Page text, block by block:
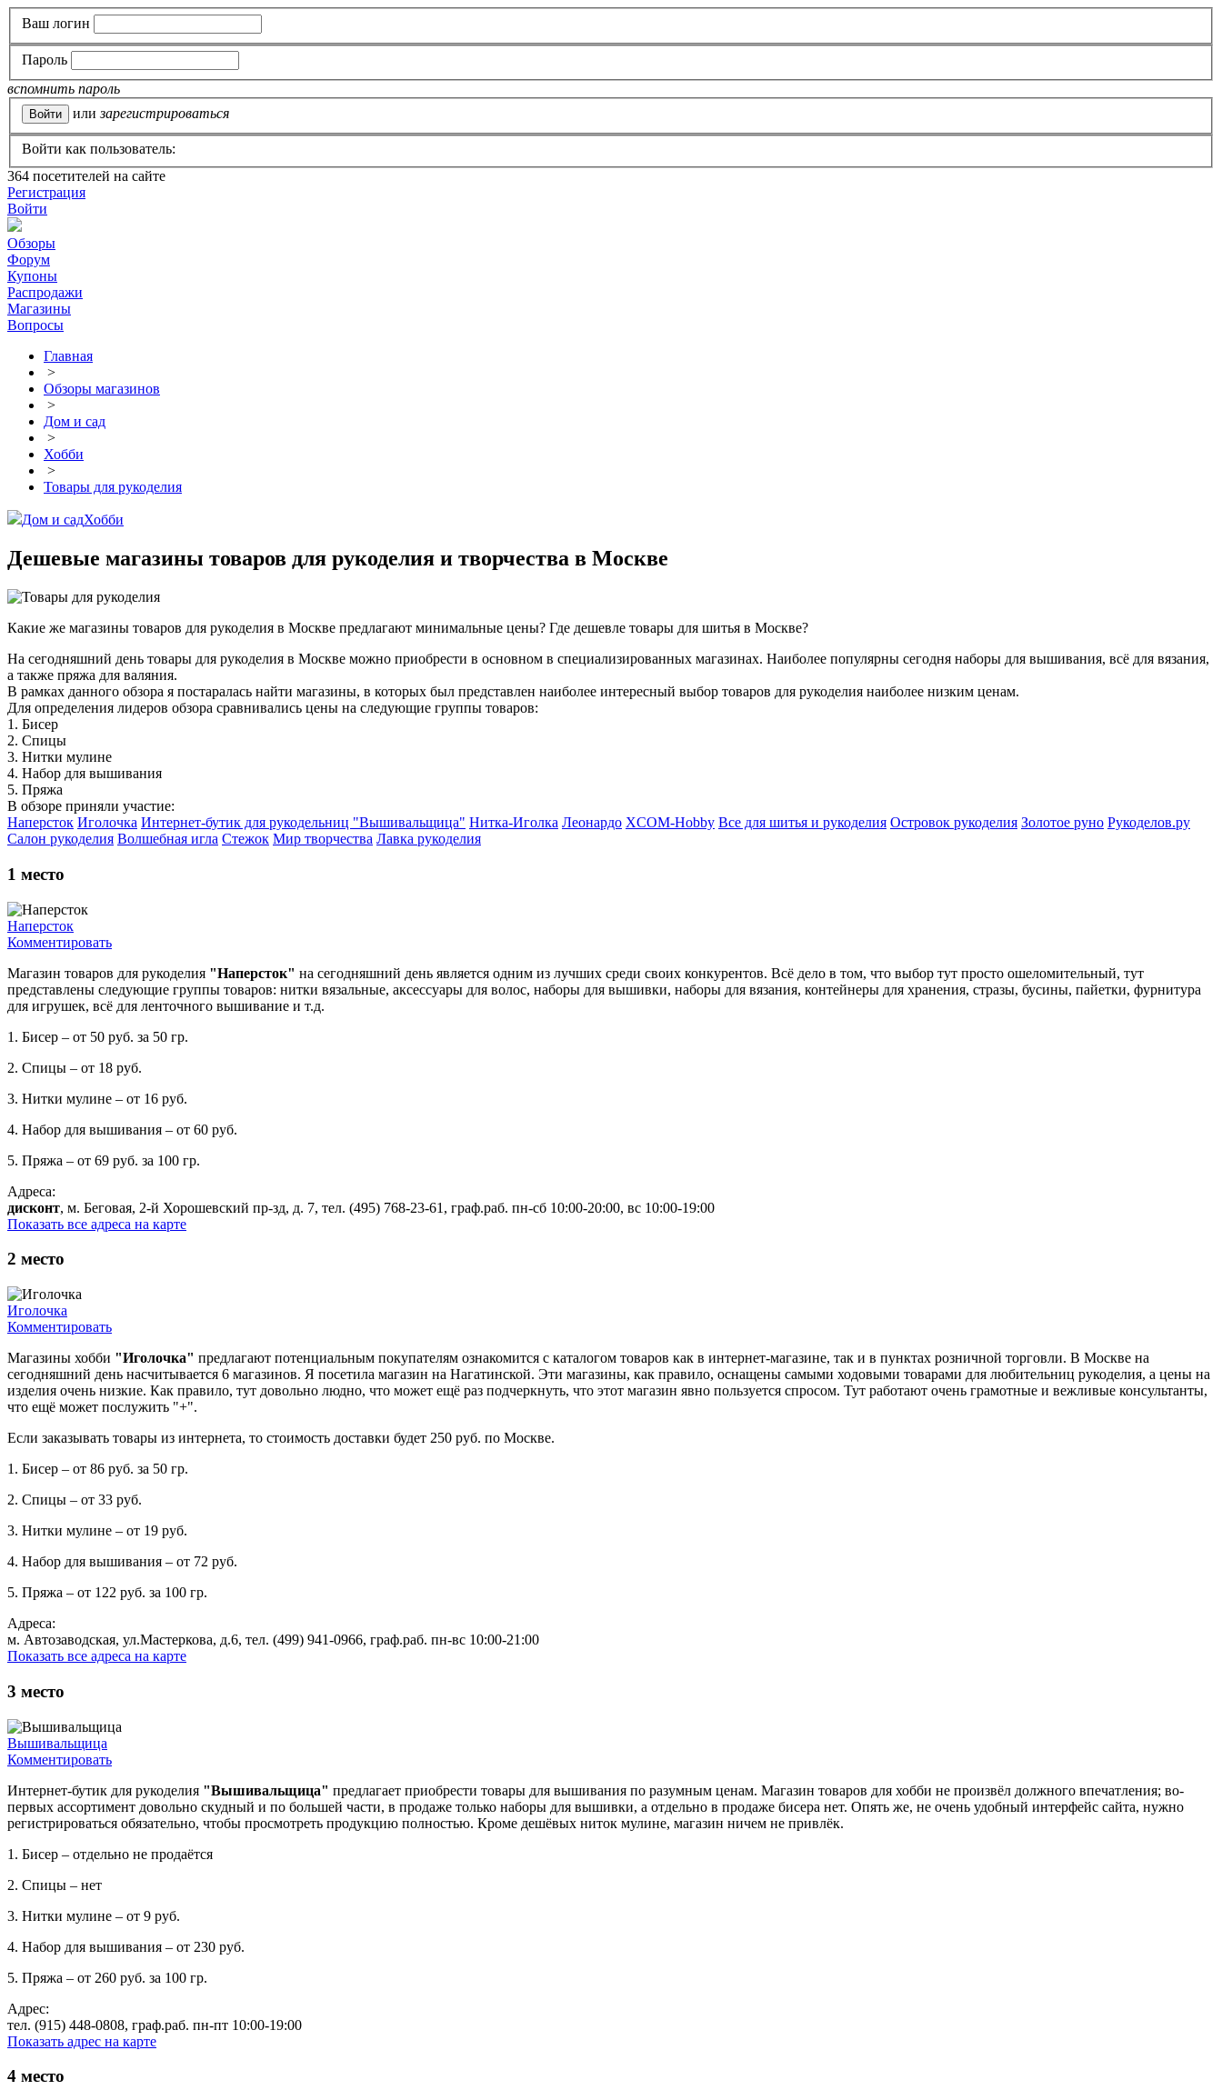
Ваш логин
Пароль
вспомнить пароль
или зарегистрироваться
Войти как пользователь:
364 посетителей на сайте
Регистрация
Войти
Обзоры
Форум
Купоны
Распродажи
Магазины
Вопросы
Главная
>
Обзоры магазинов
>
Дом и сад
>
Хобби
>
Товары для рукоделия
Дом и садХобби
Дешевые магазины товаров для рукоделия и творчества в Москве
Какие же магазины товаров для рукоделия в Москве предлагают минимальные цены? Где дешевле товары для шитья в Москве?
На сегодняшний день товары для рукоделия в Москве можно приобрести в основном в специализированных магазинах. Наиболее популярны сегодня наборы для вышивания, всё для вязания,
а также пряжа для валяния.
В рамках данного обзора я постаралась найти магазины, в которых был представлен наиболее интересный выбор товаров для рукоделия наиболее низким ценам.
Для определения лидеров обзора сравнивались цены на следующие группы товаров:
1. Бисер
2. Спицы
3. Нитки мулине
4. Набор для вышивания
5. Пряжа
В обзоре приняли участие:
Наперсток Иголочка Интернет-бутик для рукодельниц "Вышивальщица" Нитка-Иголка Леонардо XCOM-Hobby Все для шитья и рукоделия Островок рукоделия Золотое руно Рукоделов.ру
Салон рукоделия Волшебная игла Стежок Мир творчества Лавка рукоделия
1 место
Наперсток
Комментировать
Магазин товаров для рукоделия "Наперсток" на сегодняшний день является одним из лучших среди своих конкурентов. Всё дело в том, что выбор тут просто ошеломительный, тут
представлены следующие группы товаров: нитки вязальные, аксессуары для волос, наборы для вышивки, наборы для вязания, контейнеры для хранения, стразы, бусины, пайетки, фурнитура
для игрушек, всё для ленточного вышивание и т.д.
1. Бисер – от 50 руб. за 50 гр.
2. Спицы – от 18 руб.
3. Нитки мулине – от 16 руб.
4. Набор для вышивания – от 60 руб.
5. Пряжа – от 69 руб. за 100 гр.
Адреса:
дисконт, м. Беговая, 2-й Хорошевский пр-зд, д. 7, тел. (495) 768-23-61, граф.раб. пн-сб 10:00-20:00, вс 10:00-19:00
Показать все адреса на карте
2 место
Иголочка
Комментировать
Магазины хобби "Иголочка" предлагают потенциальным покупателям ознакомится с каталогом товаров как в интернет-магазине, так и в пунктах розничной торговли. В Москве на
сегодняшний день насчитывается 6 магазинов. Я посетила магазин на Нагатинской. Эти магазины, как правило, оснащены самыми ходовыми товарами для любительниц рукоделия, а цены на
изделия очень низкие. Как правило, тут довольно людно, что может ещё раз подчеркнуть, что этот магазин явно пользуется спросом. Тут работают очень грамотные и вежливые консультанты,
что ещё может послужить "+".
Если заказывать товары из интернета, то стоимость доставки будет 250 руб. по Москве.
1. Бисер – от 86 руб. за 50 гр.
2. Спицы – от 33 руб.
3. Нитки мулине – от 19 руб.
4. Набор для вышивания – от 72 руб.
5. Пряжа – от 122 руб. за 100 гр.
Адреса:
м. Автозаводская, ул.Мастеркова, д.6, тел. (499) 941-0966, граф.раб. пн-вс 10:00-21:00
Показать все адреса на карте
3 место
Вышивальщица
Комментировать
Интернет-бутик для рукоделия "Вышивальщица" предлагает приобрести товары для вышивания по разумным ценам. Магазин товаров для хобби не произвёл должного впечатления; во-
первых ассортимент довольно скудный и по большей части, в продаже только наборы для вышивки, а отдельно в продаже бисера нет. Опять же, не очень удобный интерфейс сайта, нужно
регистрироваться обязательно, чтобы просмотреть продукцию полностью. Кроме дешёвых ниток мулине, магазин ничем не привлёк.
1. Бисер – отдельно не продаётся
2. Спицы – нет
3. Нитки мулине – от 9 руб.
4. Набор для вышивания – от 230 руб.
5. Пряжа – от 260 руб. за 100 гр.
Адрес:
тел. (915) 448-0808, граф.раб. пн-пт 10:00-19:00
Показать адрес на карте
4 место